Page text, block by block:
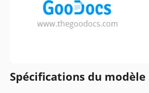
Spécifications du modèle